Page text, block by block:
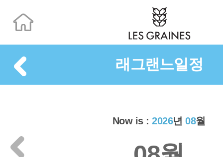
래그랜느일정
Now is : 2026년 08월